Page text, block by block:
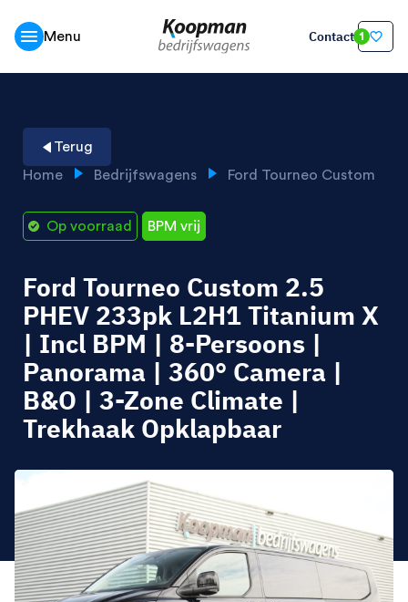
Menu Contact 1
Terug
Home
Bedrijfswagens Ford Tourneo Custom
Op voorraad BPM vrij
Ford Tourneo Custom 2.5
PHEV 233pk L2H1 Titanium X
| Incl BPM | 8-Persoons |
Panorama | 360° Camera |
B&O | 3-Zone Climate |
Trekhaak Opklapbaar